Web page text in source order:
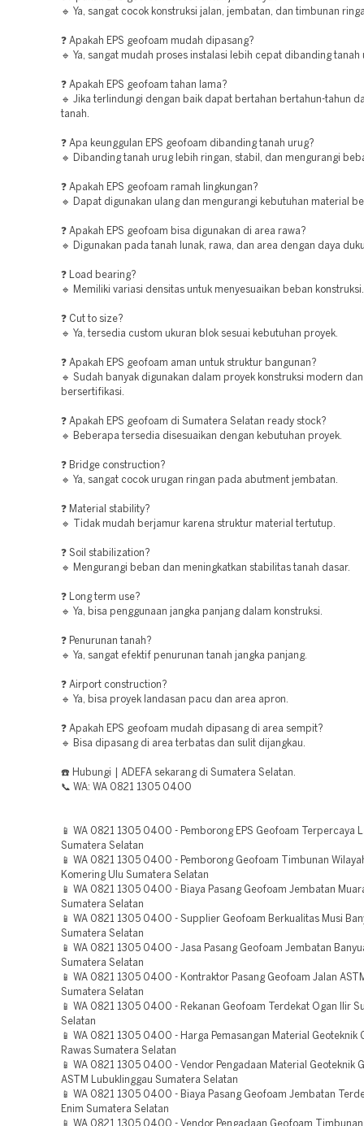
🔹 Ya, sangat cocok konstruksi jalan, jembatan, dan timbunan
❓ Apakah EPS geofoam mudah dipasang?
🔹 Ya, sangat mudah proses instalasi lebih cepat dibanding tanah
❓ Apakah EPS geofoam tahan lama?
🔹 Jika terlindungi dengan baik dapat bertahan bertahun-tahun
tanah.
❓ Apa keunggulan EPS geofoam dibanding tanah urug?
🔹 Dibanding tanah urug lebih ringan, stabil, dan mengurangi
❓ Apakah EPS geofoam ramah lingkungan?
🔹 Dapat digunakan ulang dan mengurangi kebutuhan material
❓ Apakah EPS geofoam bisa digunakan di area rawa?
🔹 Digunakan pada tanah lunak, rawa, dan area dengan daya
❓ Load bearing?
🔹 Memiliki variasi densitas untuk menyesuaikan beban konstruksi.
❓ Cut to size?
🔹 Ya, tersedia custom ukuran blok sesuai kebutuhan proyek.
❓ Apakah EPS geofoam aman untuk struktur bangunan?
🔹 Sudah banyak digunakan dalam proyek konstruksi modern dan
bersertifikasi.
❓ Apakah EPS geofoam di Sumatera Selatan ready stock?
🔹 Beberapa tersedia disesuaikan dengan kebutuhan proyek.
❓ Bridge construction?
🔹 Ya, sangat cocok urugan ringan pada abutment jembatan.
❓ Material stability?
🔹 Tidak mudah berjamur karena struktur material tertutup.
❓ Soil stabilization?
🔹 Mengurangi beban dan meningkatkan stabilitas tanah dasar.
❓ Long term use?
🔹 Ya, bisa penggunaan jangka panjang dalam konstruksi.
❓ Penurunan tanah?
🔹 Ya, sangat efektif penurunan tanah jangka panjang.
❓ Airport construction?
🔹 Ya, bisa proyek landasan pacu dan area apron.
❓ Apakah EPS geofoam mudah dipasang di area sempit?
🔹 Bisa dipasang di area terbatas dan sulit dijangkau.
☎️ Hubungi | ADEFA sekarang di Sumatera Selatan.
📞 WA: WA 0821 1305 0400
📱 WA 0821 1305 0400 - Pemborong EPS Geofoam Terpercaya
Sumatera Selatan
📱 WA 0821 1305 0400 - Pemborong Geofoam Timbunan
Komering Ulu Sumatera Selatan
📱 WA 0821 1305 0400 - Biaya Pasang Geofoam Jembatan
Sumatera Selatan
📱 WA 0821 1305 0400 - Supplier Geofoam Berkualitas Musi
Sumatera Selatan
📱 WA 0821 1305 0400 - Jasa Pasang Geofoam Jembatan
Sumatera Selatan
📱 WA 0821 1305 0400 - Kontraktor Pasang Geofoam Jalan
Sumatera Selatan
📱 WA 0821 1305 0400 - Rekanan Geofoam Terdekat Ogan Ilir
Selatan
📱 WA 0821 1305 0400 - Harga Pemasangan Material Geoteknik
Rawas Sumatera Selatan
📱 WA 0821 1305 0400 - Vendor Pengadaan Material Geoteknik
ASTM Lubuklinggau Sumatera Selatan
📱 WA 0821 1305 0400 - Biaya Pasang Geofoam Jembatan
Enim Sumatera Selatan
📱 WA 0821 1305 0400 - Vendor Pengadaan Geofoam